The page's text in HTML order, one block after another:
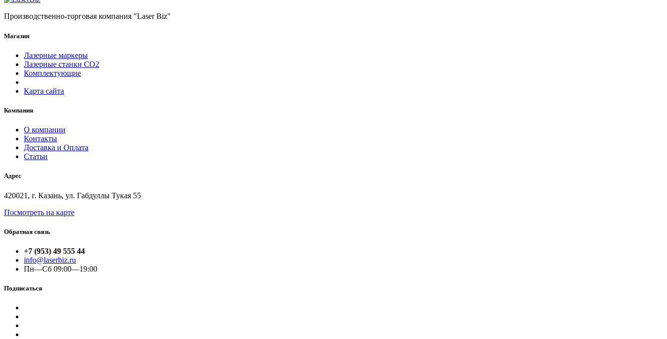
Производственно-торговая компания "Laser Biz"
Магазин
Лазерные маркеры
Лазерные станки СО2
Комплектующие
Карта сайта
Компания
О компании
Контакты
Доставка и Оплата
Статьи
Адрес
420021, г. Казань, ул. Габдуллы Тукая 55
Посмотреть на карте
Обратная связь
+7 (953) 49 555 44
info@laserbiz.ru
Пн—Сб 09:00—19:00
Подписаться